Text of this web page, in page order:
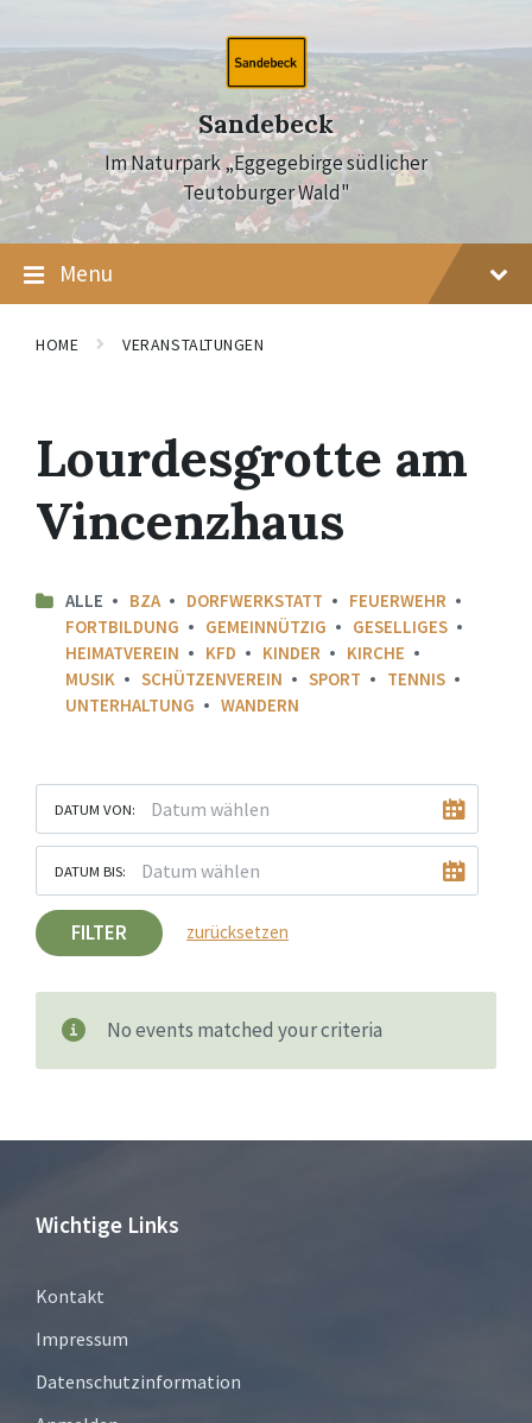
content
main
navigation
footer
Sandebeck
Im Naturpark „Eggegebirge südlicher
Teutoburger Wald"
Menu
HOME VERANSTALTUNGEN
Lourdesgrotte am
Vincenzhaus
ALLE BZA DORFWERKSTATT
FEUERWEHR
FORTBILDUNG
GEMEINNÜTZIG
GESELLIGES
HEIMATVEREIN
KFD KINDER
KIRCHE
MUSIK
SCHÜTZENVEREIN SPORT
TENNIS
UNTERHALTUNG
WANDERN
DATUM VON:
DATUM BIS:
FILTER zurücksetzen
No events matched your criteria
Wichtige Links
Kontakt
Impressum
Datenschutzinformation